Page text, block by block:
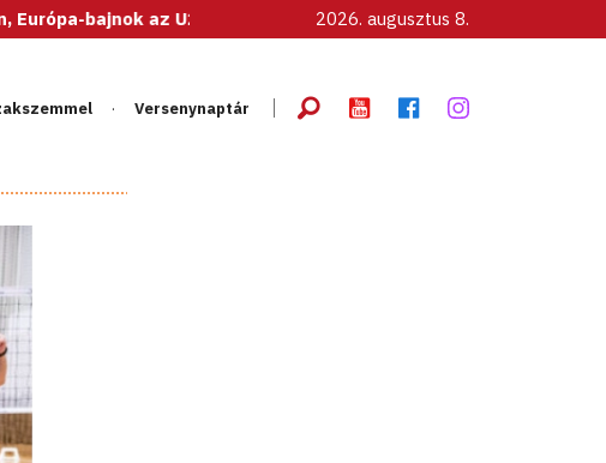
az U20-as női válogatott! 2026. augusztus 8.
Versenynaptár